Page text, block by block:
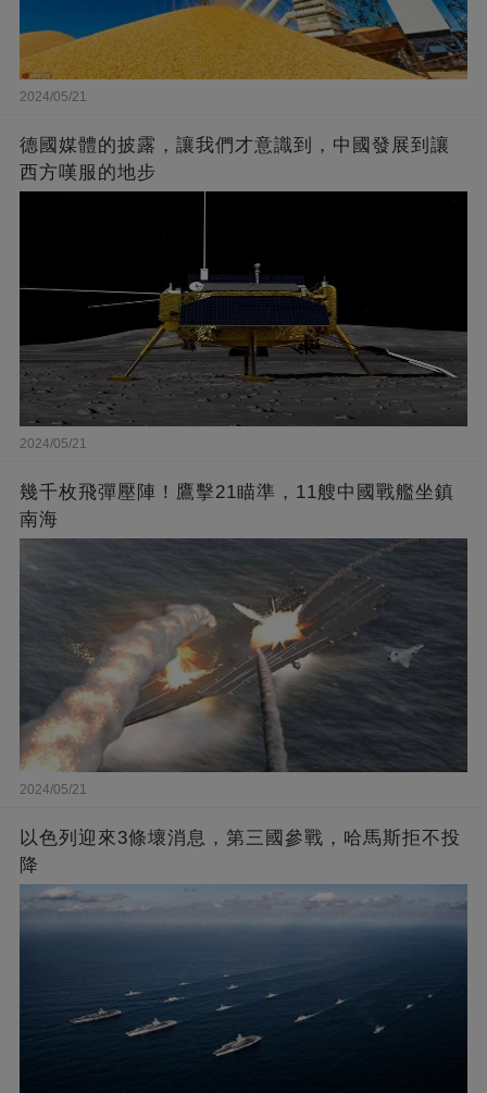
2024/05/21
德國媒體的披露，讓我們才意識到，中國發展到讓
西方嘆服的地步
2024/05/21
幾千枚飛彈壓陣！鷹擊21瞄準，11艘中國戰艦坐鎮
南海
2024/05/21
以色列迎來3條壞消息，第三國參戰，哈馬斯拒不投
降